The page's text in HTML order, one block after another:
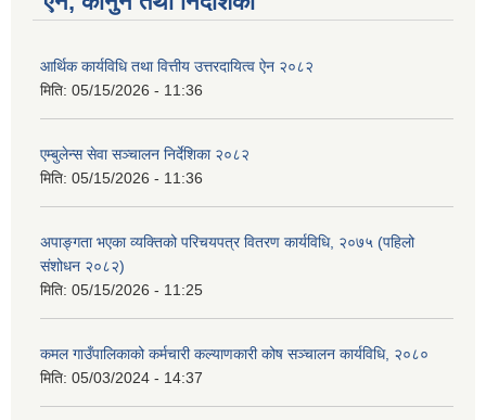
आर्थिक कार्यविधि तथा वित्तीय उत्तरदायित्व ऐन २०८२
मिति: 05/15/2026 - 11:36
एम्बुलेन्स सेवा सञ्चालन निर्देशिका २०८२
मिति: 05/15/2026 - 11:36
अपाङ्गता भएका व्यक्तिको परिचयपत्र वितरण कार्यविधि, २०७५ (पहिलो
संशोधन २०८२)
मिति: 05/15/2026 - 11:25
कमल गाउँपालिकाको कर्मचारी कल्याणकारी कोष सञ्चालन कार्यविधि, २०८०
मिति: 05/03/2024 - 14:37